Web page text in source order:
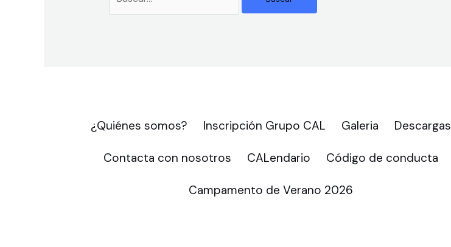
¿Quiénes somos? Inscripción Grupo CAL Galeria Descargas
Contacta con nosotros CALendario Código de conducta
Campamento de Verano 2026